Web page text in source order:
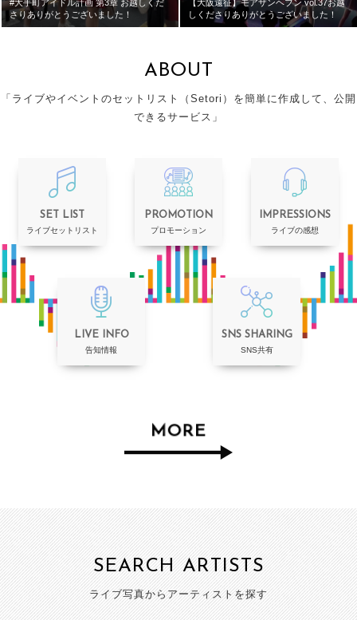
#大手町アイドル計画 第3章 お越しくだ
さりありがとうございました！
【大阪遠征】モアザンヘブン vol.37お越
しくださりありがとうございました！
ABOUT
「ライブやイベントのセットリスト（Setori）を簡単に作成して、公開
できるサービス」
SET LIST
ライブセットリスト
PROMOTION
プロモーション
IMPRESSIONS
ライブの感想
LIVE INFO
告知情報
SNS SHARING
SNS共有
MORE
SEARCH ARTISTS
ライブ写真からアーティストを探す